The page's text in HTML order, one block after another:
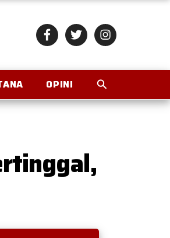
OPINI